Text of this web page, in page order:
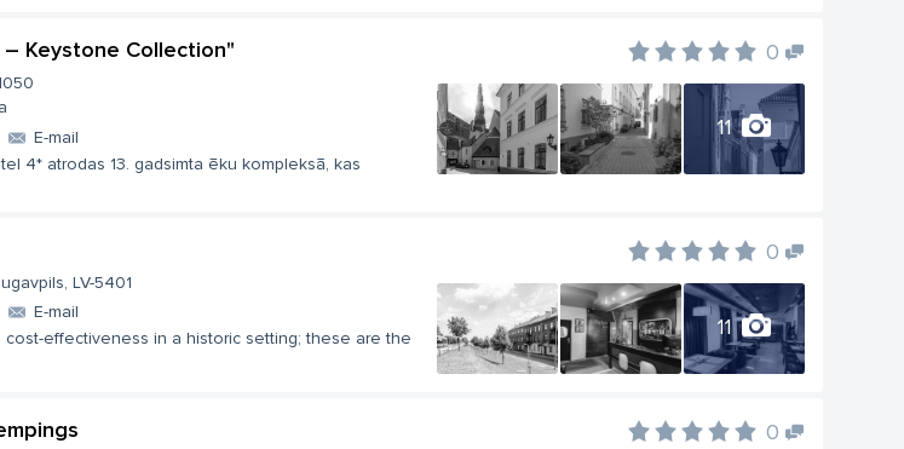
Keystone Collection" 0
11
E-mail
4* atrodas 13. gadsimta ēku kompleksā, kas
0
11
LV-5401
E-mail
cost-effectiveness in a historic setting; these are the
0